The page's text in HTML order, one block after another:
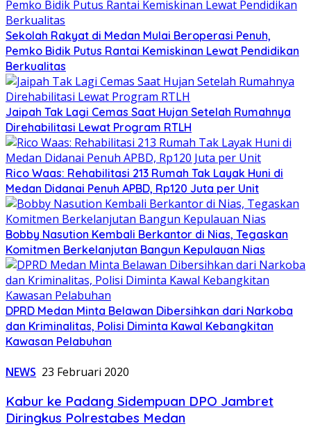
Sekolah Rakyat di Medan Mulai Beroperasi Penuh,
Pemko Bidik Putus Rantai Kemiskinan Lewat Pendidikan
Berkualitas
Jaipah Tak Lagi Cemas Saat Hujan Setelah Rumahnya
Direhabilitasi Lewat Program RTLH
Rico Waas: Rehabilitasi 213 Rumah Tak Layak Huni di
Medan Didanai Penuh APBD, Rp120 Juta per Unit
Bobby Nasution Kembali Berkantor di Nias, Tegaskan
Komitmen Berkelanjutan Bangun Kepulauan Nias
DPRD Medan Minta Belawan Dibersihkan dari Narkoba
dan Kriminalitas, Polisi Diminta Kawal Kebangkitan
Kawasan Pelabuhan
NEWS 23 Februari 2020
Kabur ke Padang Sidempuan DPO Jambret
Diringkus Polrestabes Medan